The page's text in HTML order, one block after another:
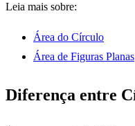
Leia mais sobre:
Área do Círculo
Área de Figuras Planas
Diferença entre